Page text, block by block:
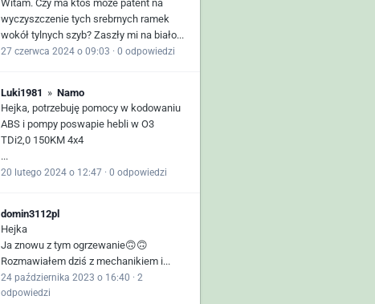
Witam. Czy ma ktoś może patent na
wyczyszczenie tych srebrnych ramek
wokół tylnych szyb? Zaszły mi na biało...
27 czerwca 2024 o 09:03 ·0 odpowiedzi
Luki1981 »Namo
Hejka, potrzebuję pomocy w kodowaniu
ABS i pompy poswapie hebli w O3
TDi2,0 150KM 4x4
...
20 lutego 2024 o 12:47 ·0 odpowiedzi
domin3112pl
Hejka
Ja znowu z tym ogrzewanie🙃🙃
Rozmawiałem dziś z mechanikiem i...
24 października 2023 o 16:40 ·2
odpowiedzi